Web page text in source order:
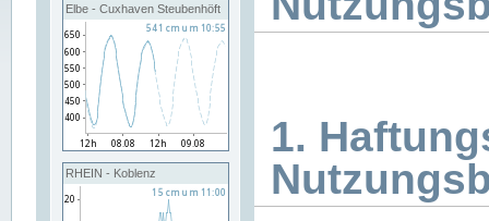
Elbe - Cuxhaven Steubenhöft
RHEIN - Koblenz
1.